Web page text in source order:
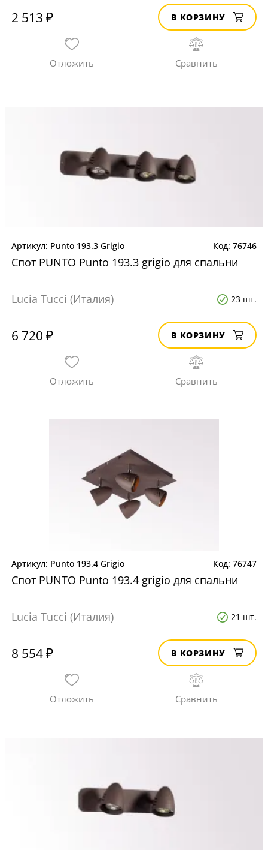
2 513 ₽ В КОРЗИНУ
Punto 193.3 Grigio 76746
Спот PUNTO Punto 193.3 grigio для спальни
Lucia Tucci (Италия) 23 шт.
6 720 ₽ В КОРЗИНУ
Punto 193.4 Grigio 76747
Спот PUNTO Punto 193.4 grigio для спальни
Lucia Tucci (Италия) 21 шт.
8 554 ₽ В КОРЗИНУ